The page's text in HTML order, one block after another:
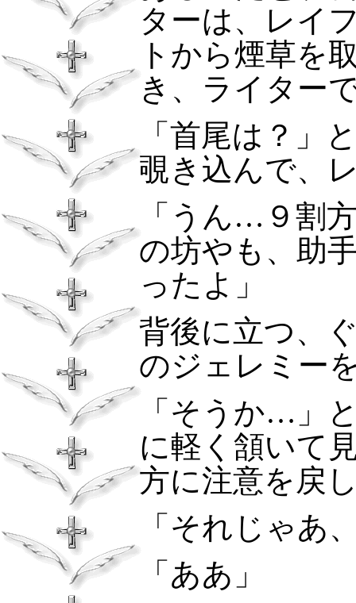
ターは、レイ
トから煙草を
き、ライター
「首尾は？」
覗き込んで、
「うん…９割
の坊やも、助
ったよ」
背後に立つ、
のジェレミー
「そうか…」
に軽く頷いて
方に注意を戻
「それじゃあ
「ああ」